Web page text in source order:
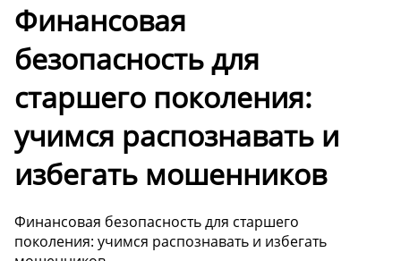
Финансовая
безопасность для
старшего поколения:
учимся распознавать и
избегать мошенников
Финансовая безопасность для старшего
поколения: учимся распознавать и избегать